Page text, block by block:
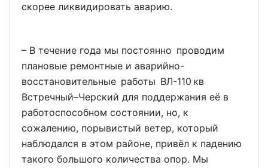
скорее ликвидировать аварию.
– В течение года мы постоянно проводим
плановые ремонтные и аварийно-
восстановительные работы ВЛ-110 кв
Встречный–Черский для поддержания её в
работоспособном состоянии, но, к
сожалению, порывистый ветер, который
наблюдался в этом районе, привёл к падению
такого большого количества опор. Мы